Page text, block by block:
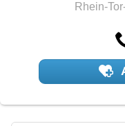
Rhein-